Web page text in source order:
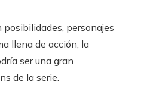
posibilidades, personajes
llena de acción, la
ser una gran
de la serie.